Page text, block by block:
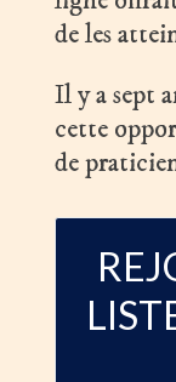
de les
Il y a sept
cette
de